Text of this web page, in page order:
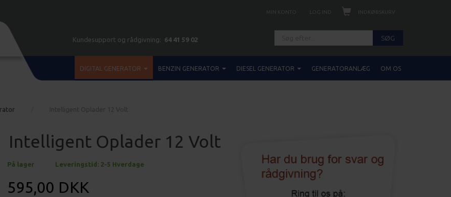
INDKØBSKURV
LOG IND
MIN KONTO
Kundesupport og rådgivning: 64 41 59 02 SØG
DIGITAL GENERATOR BENZIN GENERATOR DIESEL GENERATOR GENERATORANLÆG OM OS
Intelligent Oplader 12 Volt
På lager Leveringstid: 2-5 Hverdage
595,00 DKK